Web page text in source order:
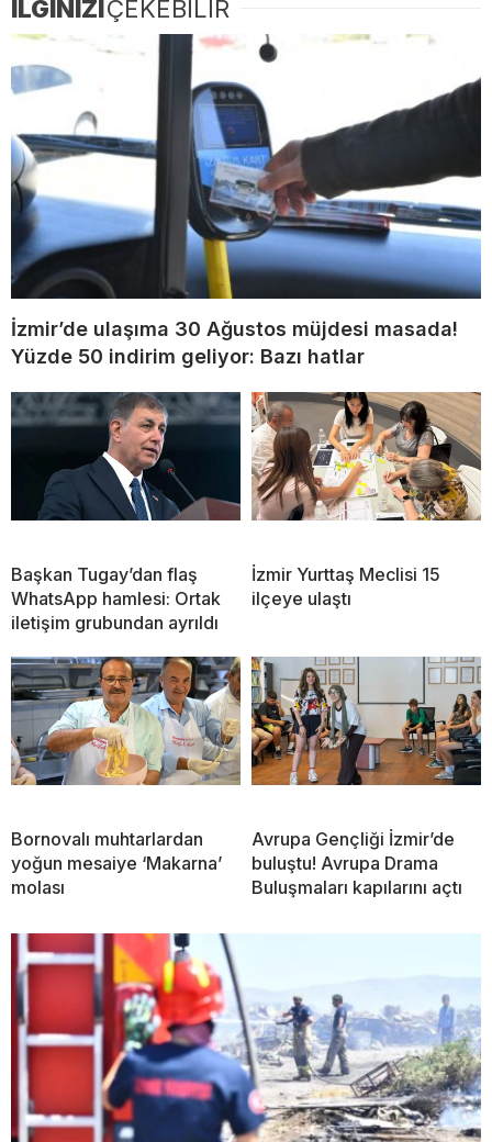
İLGİNİZİ ÇEKEBİLİR
İzmir’de ulaşıma 30 Ağustos müjdesi masada!
Yüzde 50 indirim geliyor: Bazı hatlar
Başkan Tugay’dan flaş
WhatsApp hamlesi: Ortak
iletişim grubundan ayrıldı
İzmir Yurttaş Meclisi 15
ilçeye ulaştı
Bornovalı muhtarlardan
yoğun mesaiye ‘Makarna’
molası
Avrupa Gençliği İzmir’de
buluştu! Avrupa Drama
Buluşmaları kapılarını açtı